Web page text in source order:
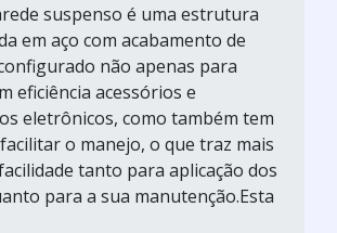
suspenso é uma estrutura
em aço com acabamento de
não apenas para
eficiência acessórios e
eletrônicos, como também tem
o manejo, o que traz mais
tanto para aplicação dos
para a sua manutenção.Esta